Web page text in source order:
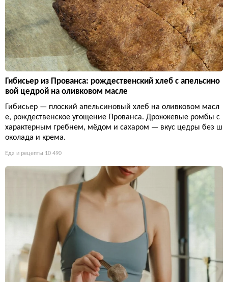
Сытный растительный ужин с 12 граммами клетчатки и 11 гр
аммами белка: артишоковый хумус подается с запеченными
баклажанами, грибами и луком. Никакого мяса, только спец
ии, овощи и насыщенный вкус.
Еда и рецепты 10 658